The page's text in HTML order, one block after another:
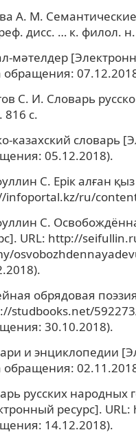
А. М.
дисс. … к. филол.
мәтелдер
обращения:
С. И. Словарь
816 с.
казахский словарь
05.12.2018).
С. Eрік алған
infoportal.kz/ru/
С.
URL: http://
обрядовая
studbooks.net/
30.10.2018).
и энциклопедии
обращения:
русских народных
ресурс].
14.12.2018).